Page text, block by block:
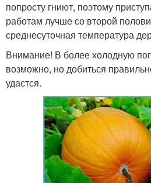
попросту гниют, поэтому
работам лучше со второй
среднесуточная температура
Внимание! В более холодную
возможно, но добиться
удастся.